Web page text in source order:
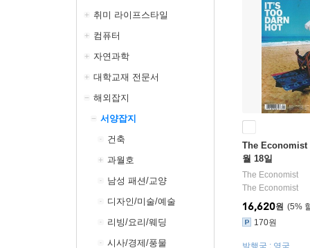
취미 라이프스타일
컴퓨터
자연과학
대학교재 전문서
해외잡지
서양잡지
건축
과월호
남성 패션/교양
디자인/미술/예술
리빙/요리/웨딩
시사/경제/풍물
The Economist
월 18일
The Economist
The Economist
5%
16,620원
170원
발행국 : 영국